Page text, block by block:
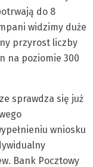
do 8
widzimy duże
przyrost liczby
na poziomie 300
sprawdza się już
wniosku
Bank Pocztowy